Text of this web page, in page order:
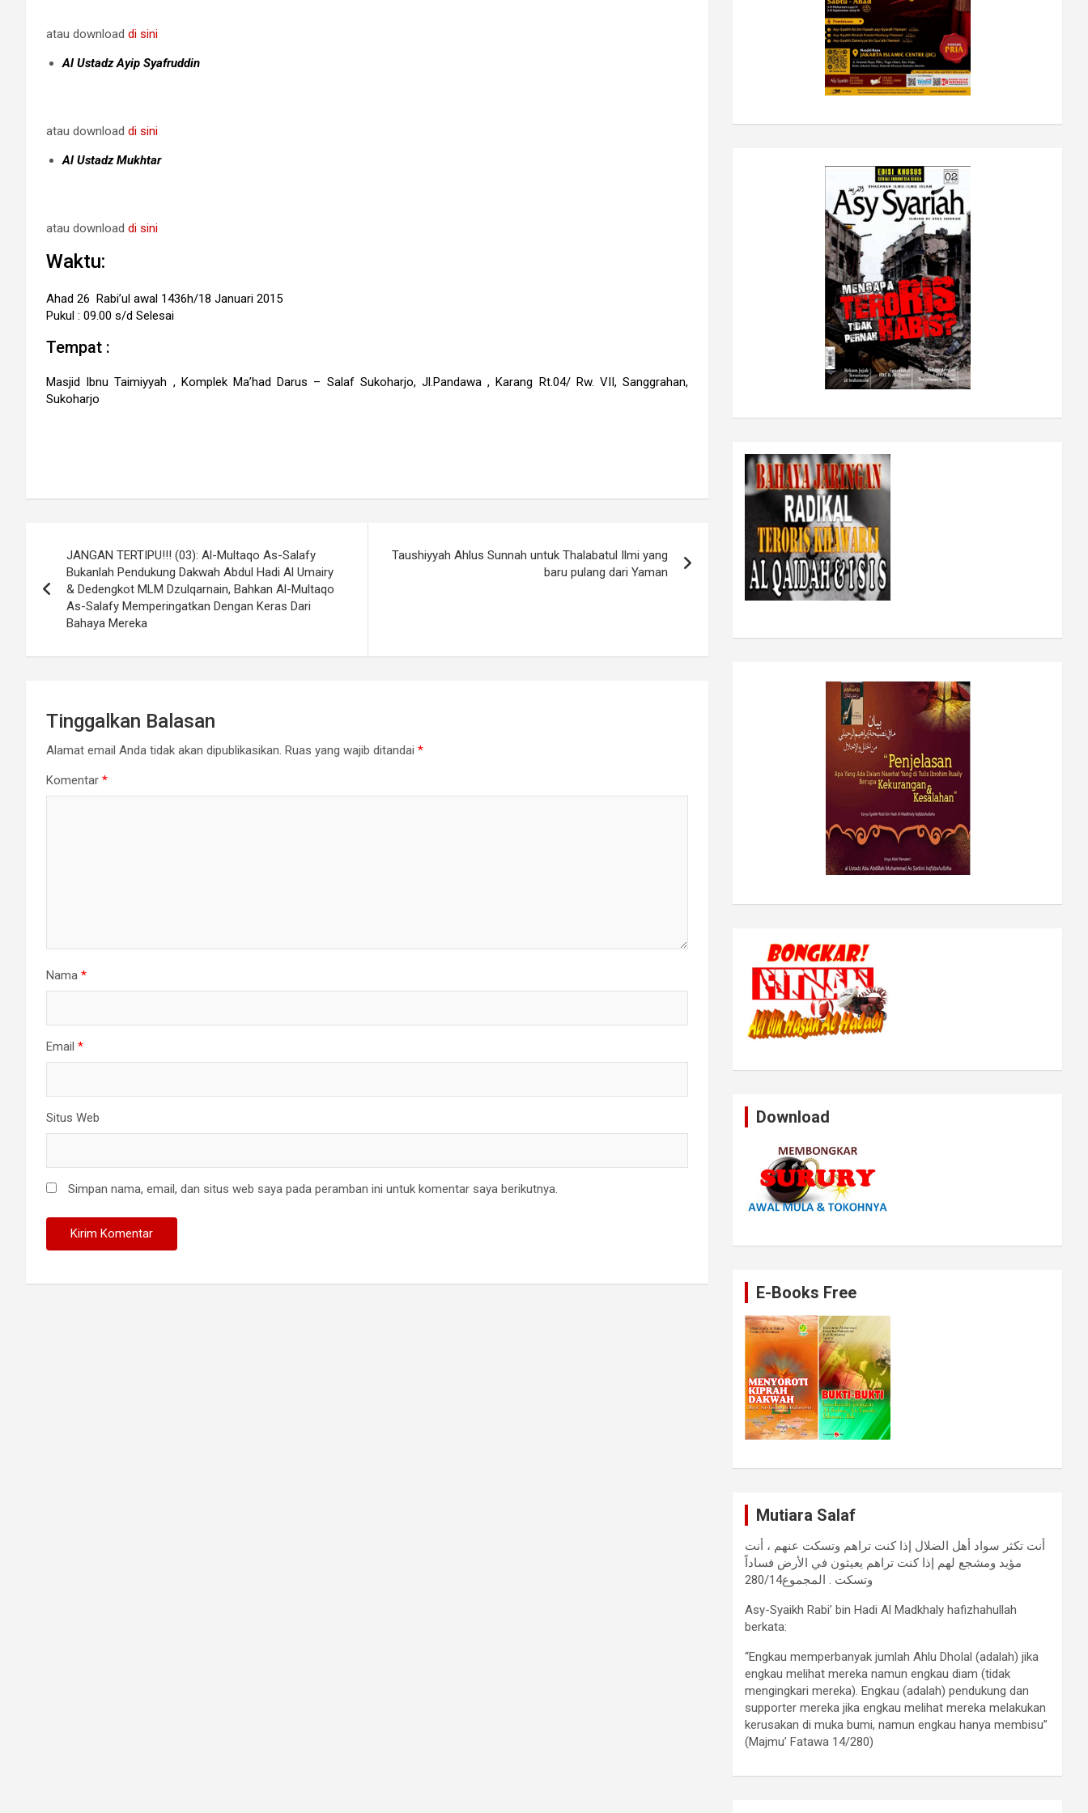
atau download di sini
Al Ustadz Ayip Syafruddin
atau download di sini
Al Ustadz Mukhtar
atau download di sini
Waktu:
Ahad 26 Rabi’ul awal 1436h/18 Januari 2015
Pukul : 09.00 s/d Selesai
Tempat :
Masjid Ibnu Taimiyyah , Komplek Ma’had Darus – Salaf Sukoharjo, Jl.Pandawa , Karang Rt.04/ Rw. VII, Sanggrahan,
Sukoharjo
pos
JANGAN TERTIPU!!! (03): Al-Multaqo As-Salafy
Bukanlah Pendukung Dakwah Abdul Hadi Al Umairy
& Dedengkot MLM Dzulqarnain, Bahkan Al-Multaqo
As-Salafy Memperingatkan Dengan Keras Dari
Bahaya Mereka
Taushiyyah Ahlus Sunnah untuk Thalabatul Ilmi yang
baru pulang dari Yaman
Tinggalkan Balasan
Alamat email Anda tidak akan dipublikasikan. Ruas yang wajib ditandai *
Komentar *
Nama *
Email *
Situs Web
Simpan nama, email, dan situs web saya pada peramban ini untuk komentar saya berikutnya.
Download
E-Books Free
Mutiara Salaf
أنت تكثر سواد أهل الضلال إذا كنت تراهم وتسكت عنهم ، أنت
مؤيد ومشجع لهم إذا كنت تراهم يعيثون في الأرض فساداً
وتسكت . المجموع280/14
Asy-Syaikh Rabi’ bin Hadi Al Madkhaly hafizhahullah
berkata:
“Engkau memperbanyak jumlah Ahlu Dholal (adalah) jika
engkau melihat mereka namun engkau diam (tidak
mengingkari mereka). Engkau (adalah) pendukung dan
supporter mereka jika engkau melihat mereka melakukan
kerusakan di muka bumi, namun engkau hanya membisu”
(Majmu’ Fatawa 14/280)